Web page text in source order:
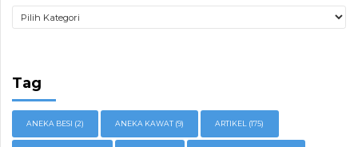
Tag
ANEKA BESI (2) ANEKA KAWAT (9) ARTIKEL (175)